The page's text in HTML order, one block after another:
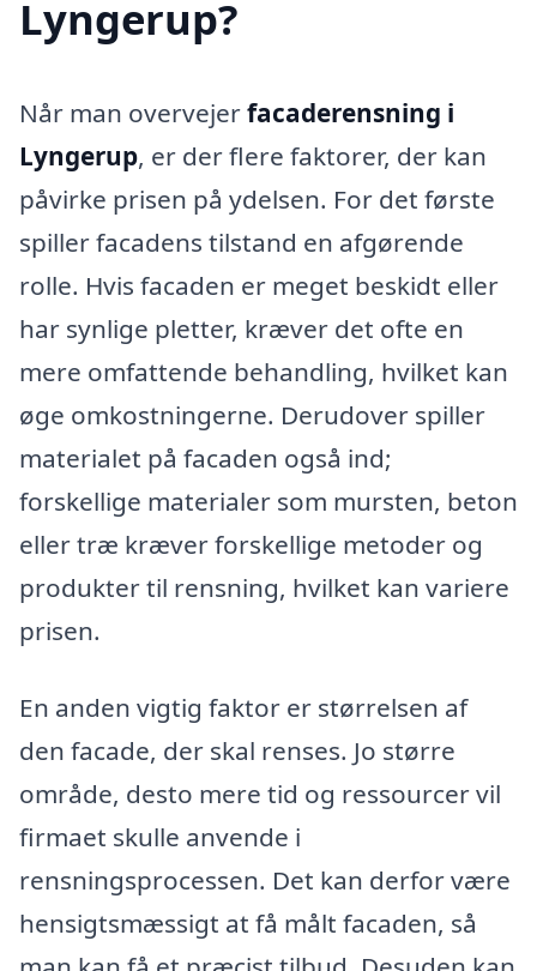
Lyngerup?
Når man overvejerfacaderensning i
Lyngerup, er der flere faktorer, der kan
påvirke prisen på ydelsen. For det første
spiller facadens tilstand en afgørende
rolle. Hvis facaden er meget beskidt eller
har synlige pletter, kræver det ofte en
mere omfattende behandling, hvilket kan
øge omkostningerne. Derudover spiller
materialet på facaden også ind;
forskellige materialer som mursten, beton
eller træ kræver forskellige metoder og
produkter til rensning, hvilket kan variere
prisen.
En anden vigtig faktor er størrelsen af
den facade, der skal renses. Jo større
område, desto mere tid og ressourcer vil
firmaet skulle anvende i
rensningsprocessen. Det kan derfor være
hensigtsmæssigt at få målt facaden, så